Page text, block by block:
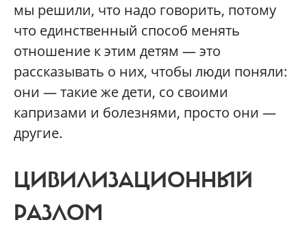
мы решили, что надо говорить, потому
что единственный способ менять
отношение к этим детям — это
рассказывать о них, чтобы люди поняли:
они — такие же дети, со своими
капризами и болезнями, просто они —
другие.
ЦИВИЛИЗАЦИОННЫЙ
РАЗЛОМ